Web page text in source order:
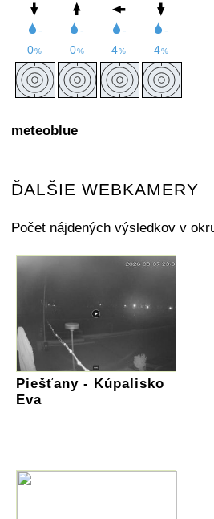
meteoblue
ĎALŠIE WEBKAMERY
Počet nájdených výsledkov v
Piešťany - Kúpalisko
Eva